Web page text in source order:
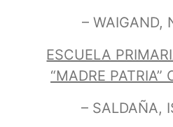
– WAIGAND,
ESCUELA
“MADRE PATRIA”
– SALDAÑA,